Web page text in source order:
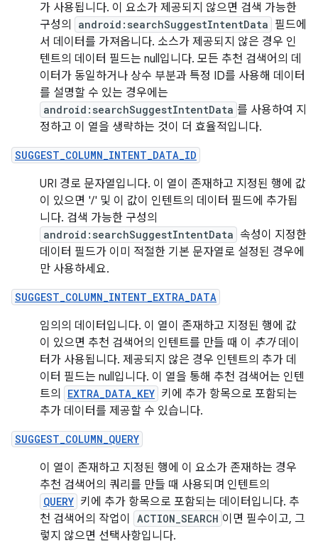
가 사용됩니다. 이 요소가 제공되지 않으면 검색 가능한
구성의
android:searchSuggestIntentData 필드에
서 데이터를 가져옵니다. 소스가 제공되지 않은 경우 인
텐트의 데이터 필드는 null입니다. 모든 추천 검색어의 데
이터가 동일하거나 상수 부분과 특정 ID를 사용해 데이터
를 설명할 수 있는 경우에는
android:searchSuggestIntentData 를 사용하여 지
정하고 이 열을 생략하는 것이 더 효율적입니다.
SUGGEST_COLUMN_INTENT_DATA_ID
URI 경로 문자열입니다. 이 열이 존재하고 지정된 행에 값
이 있으면 '/' 및 이 값이 인텐트의 데이터 필드에 추가됩
니다. 검색 가능한 구성의
android:searchSuggestIntentData 속성이 지정한
데이터 필드가 이미 적절한 기본 문자열로 설정된 경우에
만 사용하세요.
SUGGEST_COLUMN_INTENT_EXTRA_DATA
임의의 데이터입니다. 이 열이 존재하고 지정된 행에 값
이 있으면 추천 검색어의 인텐트를 만들 때 이 추가데이
터가 사용됩니다. 제공되지 않은 경우 인텐트의 추가 데
이터 필드는 null입니다. 이 열을 통해 추천 검색어는 인텐
트의
EXTRA_DATA_KEY 키에 추가 항목으로 포함되는
추가 데이터를 제공할 수 있습니다.
SUGGEST_COLUMN_QUERY
이 열이 존재하고 지정된 행에 이 요소가 존재하는 경우
추천 검색어의 쿼리를 만들 때 사용되며 인텐트의
QUERY 키에 추가 항목으로 포함되는 데이터입니다. 추
천 검색어의 작업이
ACTION_SEARCH 이면 필수이고, 그
렇지 않으면 선택사항입니다.